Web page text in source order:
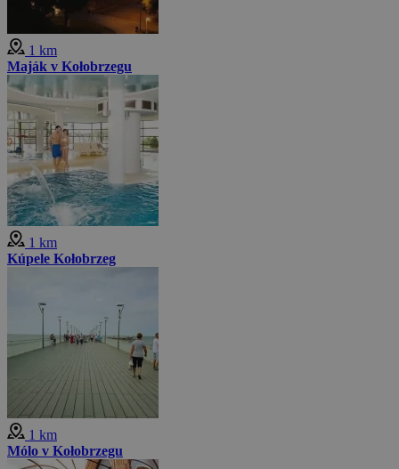
1 km
Maják v Kołobrzegu
1 km
Kúpele Kołobrzeg
1 km
Mólo v Kołobrzegu